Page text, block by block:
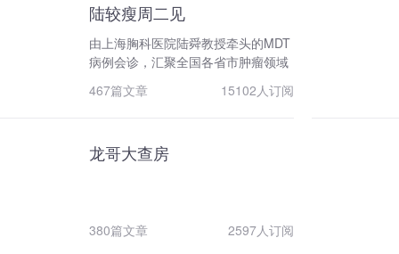
生”APP上创建了【林榕波教授】专
栏，至今已陪大家走过有六年余的时
间。这期间，我曾在ASCO、ESMO
等我们肿瘤领域的世界顶级学术盛会
汇报过我们在胃癌领域、姑息领域的
【十邑论坛】，推出了国际最新研究
解读系列文章，受到同行们的一致好
出创新。欢迎广大的医生同仁扫描二
维码关注，和我一起学习最新资讯，
陆较瘦周二见
由上海胸科医院陆舜教授牵头的MDT
病例会诊，汇聚全国各省市肿瘤领域
专家；聚焦肺癌领域典型且非常有讨
论价值的疑难病例。
15102人订阅
467篇文章
龙哥大查房
2597人订阅
380篇文章